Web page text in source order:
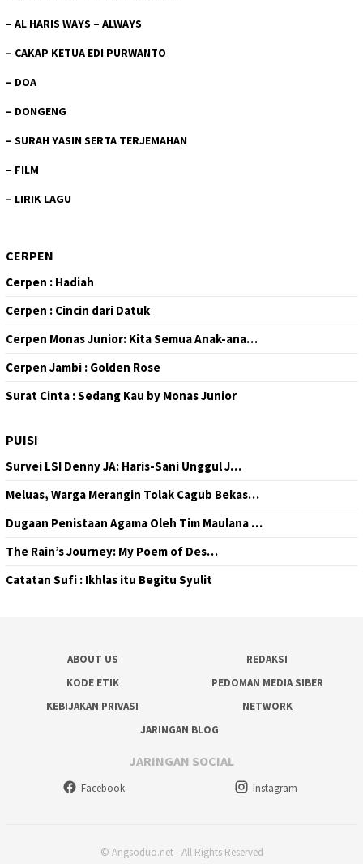
– AL HARIS WAYS – ALWAYS
– CAKAP KETUA EDI PURWANTO
– DOA
– DONGENG
– SURAH YASIN SERTA TERJEMAHAN
– FILM
– LIRIK LAGU
CERPEN
Cerpen : Hadiah
Cerpen : Cincin dari Datuk
Cerpen Monas Junior: Kita Semua Anak-ana…
Cerpen Jambi : Golden Rose
Surat Cinta : Sedang Kau by Monas Junior
PUISI
Survei LSI Denny JA: Haris-Sani Unggul J…
Meluas, Warga Merangin Tolak Cagub Bekas…
Dugaan Penistaan Agama Oleh Tim Maulana …
The Rain’s Journey: My Poem of Des…
Catatan Sufi : Ikhlas itu Begitu Syulit
ABOUT US
REDAKSI
KODE ETIK
PEDOMAN MEDIA SIBER
KEBIJAKAN PRIVASI
NETWORK
JARINGAN BLOG
JARINGAN SOCIAL
Facebook Instagram
© Angsoduo.net - All Rights Reserved